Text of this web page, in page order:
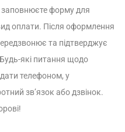
заповнюєте форму для
оплати. Після оформлення
та підтверджує
Будь-які питання щодо
телефоном, у
зв’язок або дзвінок.